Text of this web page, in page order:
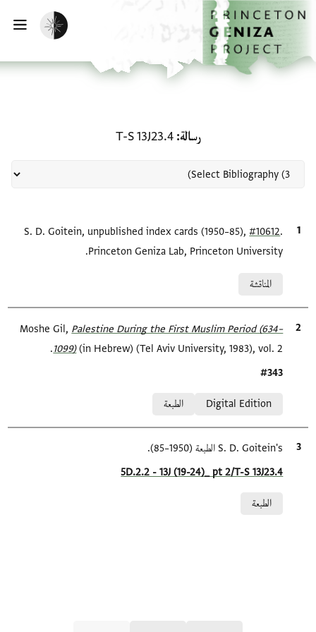
إلى المحتوى الرئيسي
الرئيسية
تفعيل الوضع المظلم
رسالة T-S 13J23.4
الاقتباس المرجعيS. D. Goitein, unpublished index cards (1950–85),#10612
Princeton Geniza Lab, Princeton University.
المناقشة
الاقتباس المرجعي Moshe Gil,Palestine During the First Muslim Period (634–
1099)‎(in Hebrew) (Tel Aviv University, 1983), vol. 2.
Location in source
#343
Digital Edition
الطبعة
الاقتباس المرجعي
S. D. Goitein's الطبعة (1950–85).
Location in source
5D.2.2 - 13J (19-24)_ pt 2/T-S 13J23.4
الطبعة